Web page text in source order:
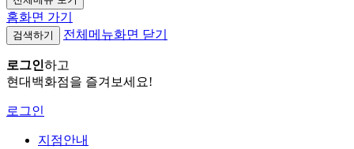
홈화면 가기
검색하기 전체메뉴화면 닫기
로그인하고
현대백화점을 즐겨보세요!
로그인
지점안내